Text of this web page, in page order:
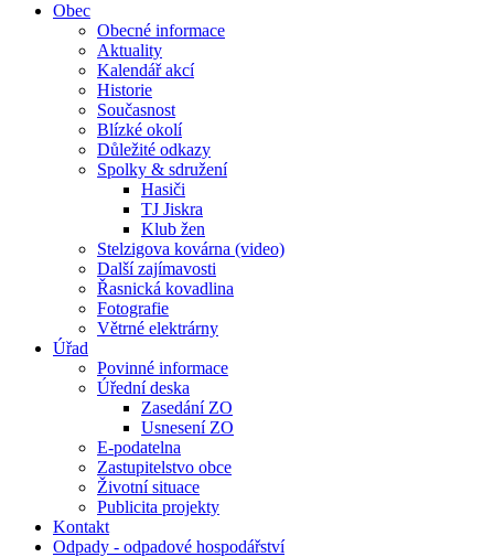
Obec
Obecné informace
Aktuality
Kalendář akcí
Historie
Současnost
Blízké okolí
Důležité odkazy
Spolky & sdružení
Hasiči
TJ Jiskra
Klub žen
Stelzigova kovárna (video)
Další zajímavosti
Řasnická kovadlina
Fotografie
Větrné elektrárny
Úřad
Povinné informace
Úřední deska
Zasedání ZO
Usnesení ZO
E-podatelna
Zastupitelstvo obce
Životní situace
Publicita projekty
Kontakt
Odpady - odpadové hospodářství